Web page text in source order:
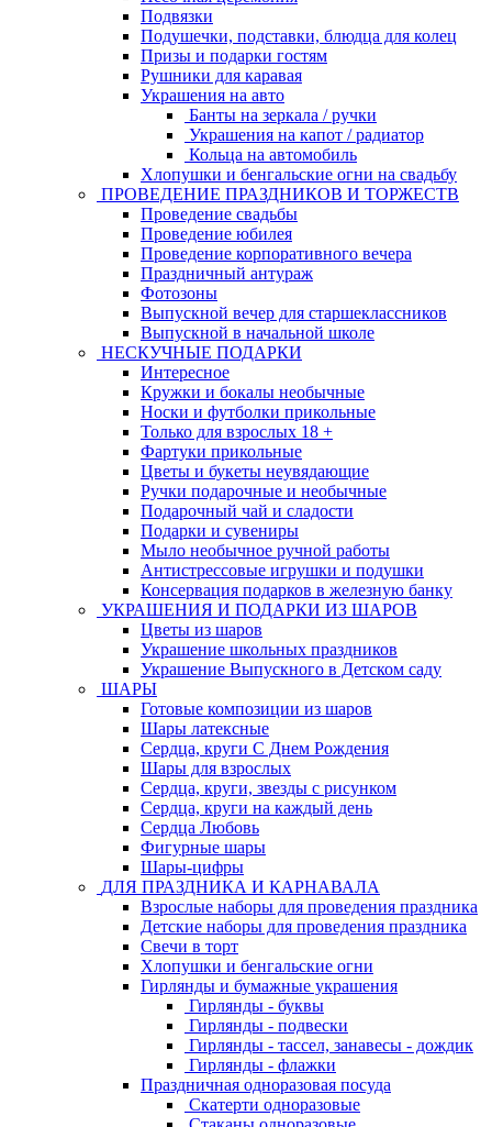
Подвязки
Подушечки, подставки, блюдца для колец
Призы и подарки гостям
Рушники для каравая
Украшения на авто
Банты на зеркала / ручки
Украшения на капот / радиатор
Кольца на автомобиль
Хлопушки и бенгальские огни на свадьбу
ПРОВЕДЕНИЕ ПРАЗДНИКОВ И ТОРЖЕСТВ
Проведение свадьбы
Проведение юбилея
Проведение корпоративного вечера
Праздничный антураж
Фотозоны
Выпускной вечер для старшеклассников
Выпускной в начальной школе
НЕСКУЧНЫЕ ПОДАРКИ
Интересное
Кружки и бокалы необычные
Носки и футболки прикольные
Только для взрослых 18 +
Фартуки прикольные
Цветы и букеты неувядающие
Ручки подарочные и необычные
Подарочный чай и сладости
Подарки и сувениры
Мыло необычное ручной работы
Антистрессовые игрушки и подушки
Консервация подарков в железную банку
УКРАШЕНИЯ И ПОДАРКИ ИЗ ШАРОВ
Цветы из шаров
Украшение школьных праздников
Украшение Выпускного в Детском саду
ШАРЫ
Готовые композиции из шаров
Шары латексные
Сердца, круги С Днем Рождения
Шары для взрослых
Сердца, круги, звезды с рисунком
Сердца, круги на каждый день
Сердца Любовь
Фигурные шары
Шары-цифры
ДЛЯ ПРАЗДНИКА И КАРНАВАЛА
Взрослые наборы для проведения праздника
Детские наборы для проведения праздника
Свечи в торт
Хлопушки и бенгальские огни
Гирлянды и бумажные украшения
Гирлянды - буквы
Гирлянды - подвески
Гирлянды - тассел, занавесы - дождик
Гирлянды - флажки
Праздничная одноразовая посуда
Скатерти одноразовые